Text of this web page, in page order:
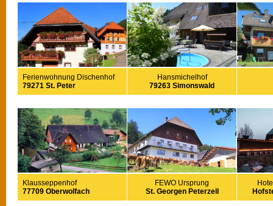
Ferienwohnung Dischenhof
79271 St. Peter
Hansmichelhof
79263 Simonswald
Klausseppenhof
77709 Oberwolfach
FEWO Ursprung
St. Georgen Peterzell